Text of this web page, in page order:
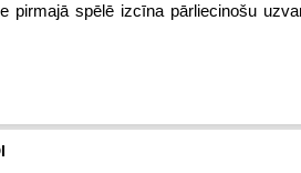
pirmajā spēlē izcīna pārliecinošu